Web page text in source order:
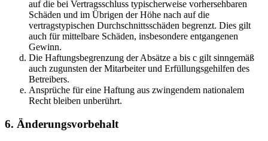
auf die bei Vertragsschluss typischerweise vorhersehbaren
Schäden und im Übrigen der Höhe nach auf die
vertragstypischen Durchschnittsschäden begrenzt. Dies gilt
auch für mittelbare Schäden, insbesondere entgangenen
Gewinn.
Die Haftungsbegrenzung der Absätze a bis c gilt sinngemäß
auch zugunsten der Mitarbeiter und Erfüllungsgehilfen des
Betreibers.
Ansprüche für eine Haftung aus zwingendem nationalem
Recht bleiben unberührt.
6. Änderungsvorbehalt